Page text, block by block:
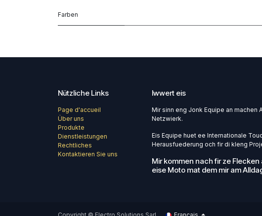
Farben
Nützliche Links
Page d'accueil
Über uns
Produkte
Dienstleistungen
Rechtliches
Kontaktieren Sie uns
Iwwert eis
Mir sinn eng Jonk Equipe an machen
Netzwierk.
Eis Equipe huet ee Internationale
Herausfuederung och fir di kleng
Mir kommen nach fir ze
eise Moto mat dem mir am